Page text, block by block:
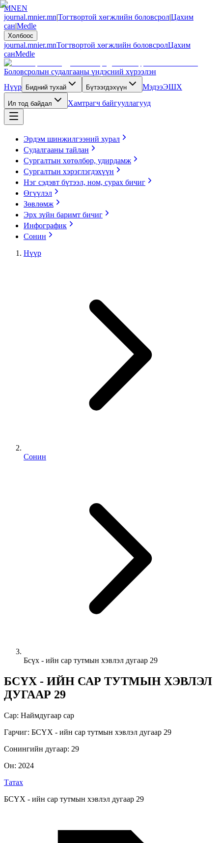
MNEN
journal.mnier.mn|Тогтвортой хөгжлийн боловсрол|Цахим
сан|Medle
Холбоос
journal.mnier.mnТогтвортой хөгжлийн боловсролЦахим
санMedle
Боловсролын судалгааны үндэсний хүрээлэн
Нүүр
Бидний тухай Бүтээгдэхүүн МэдээЭШХ
Ил тод байдал Хамтрагч байгууллагууд
Эрдэм шинжилгээний хурал
Судалгааны тайлан
Сургалтын хөтөлбөр, удирдамж
Сургалтын хэрэглэгдэхүүн
Нэг сэдэвт бүтээл, ном, сурах бичиг
Өгүүлэл
Зөвлөмж
Эрх зүйн баримт бичиг
Инфографик
Сонин
Нүүр
Сонин
Бсүх - ийн сар тутмын хэвлэл дугаар 29
БСҮХ - ИЙН САР ТУТМЫН ХЭВЛЭЛ
ДУГААР 29
Сар: Наймдугаар сар
Гарчиг: БСҮХ - ийн сар тутмын хэвлэл дугаар 29
Сонингийн дугаар: 29
Он: 2024
Татах
БСҮХ - ийн сар тутмын хэвлэл дугаар 29